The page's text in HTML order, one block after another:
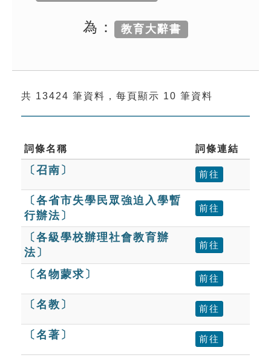
成語故事
索引選單
單字索引
生命大百科索引
遊戲專區
教學應用
貓頭鷹博士
為： 教育大辭書
共 13424 筆資料，每頁顯示 10 筆資料
詞條名稱 詞條連結
〔召南〕 前往
〔各省市失學民眾強迫入學暫
行辦法〕
前往
〔各級學校辦理社會教育辦
法〕
前往
〔名物蒙求〕 前往
〔名教〕 前往
〔名著〕 前往